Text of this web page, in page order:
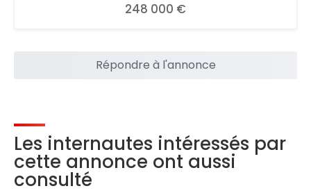
248 000 €
Répondre à l'annonce
Les internautes intéressés par
cette annonce ont aussi
consulté